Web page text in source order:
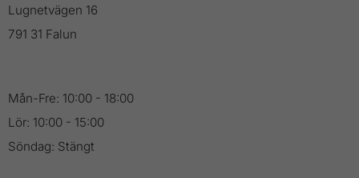
Lugnetvägen 16
791 31 Falun
Mån-Fre: 10:00 - 18:00
Lör: 10:00 - 15:00
Söndag: Stängt